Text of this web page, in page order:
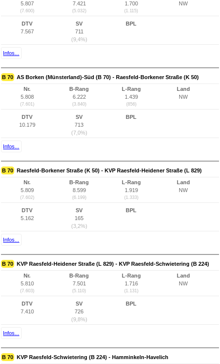
5.807
(7.600)
7.421
(5.032)
1.700
(1.115)
NW
DTV
7.567
SV
711
(9,4%)
BPL
Infos...
B 70 AS Borken (Münsterland)-Süd (B 70) - Raesfeld-Borkener Straße (K 50)
Nr.
5.808
(7.601)
B-Rang
6.222
(3.840)
L-Rang
1.439
(856)
Land
NW
DTV
10.179
SV
713
(7,0%)
BPL
Infos...
B 70 Raesfeld-Borkener Straße (K 50) - KVP Raesfeld-Heidener Straße (L 829)
Nr.
5.809
(7.602)
B-Rang
8.599
(6.199)
L-Rang
1.919
(1.333)
Land
NW
DTV
5.162
SV
165
(3,2%)
BPL
Infos...
B 70 KVP Raesfeld-Heidener Straße (L 829) - KVP Raesfeld-Schwietering (B 224)
Nr.
5.810
(7.603)
B-Rang
7.501
(5.110)
L-Rang
1.716
(1.131)
Land
NW
DTV
7.410
SV
726
(9,8%)
BPL
Infos...
B 70 KVP Raesfeld-Schwietering (B 224) - Hamminkeln-Havelich